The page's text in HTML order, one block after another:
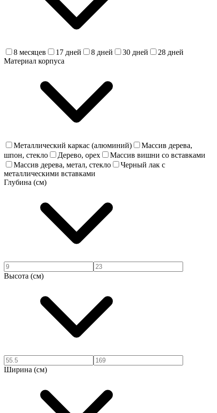
8 месяцев 17 дней 8 дней 30 дней
28 дней
Материал корпуса
Металлический каркас (алюминий)
Массив дерева,
шпон, стекло
Дерево, орех
Массив вишни со вставками
Массив дерева, метал, стекло
Черный лак с
металлическими вставками
Глубина (см)
Высота (см)
Ширина (см)